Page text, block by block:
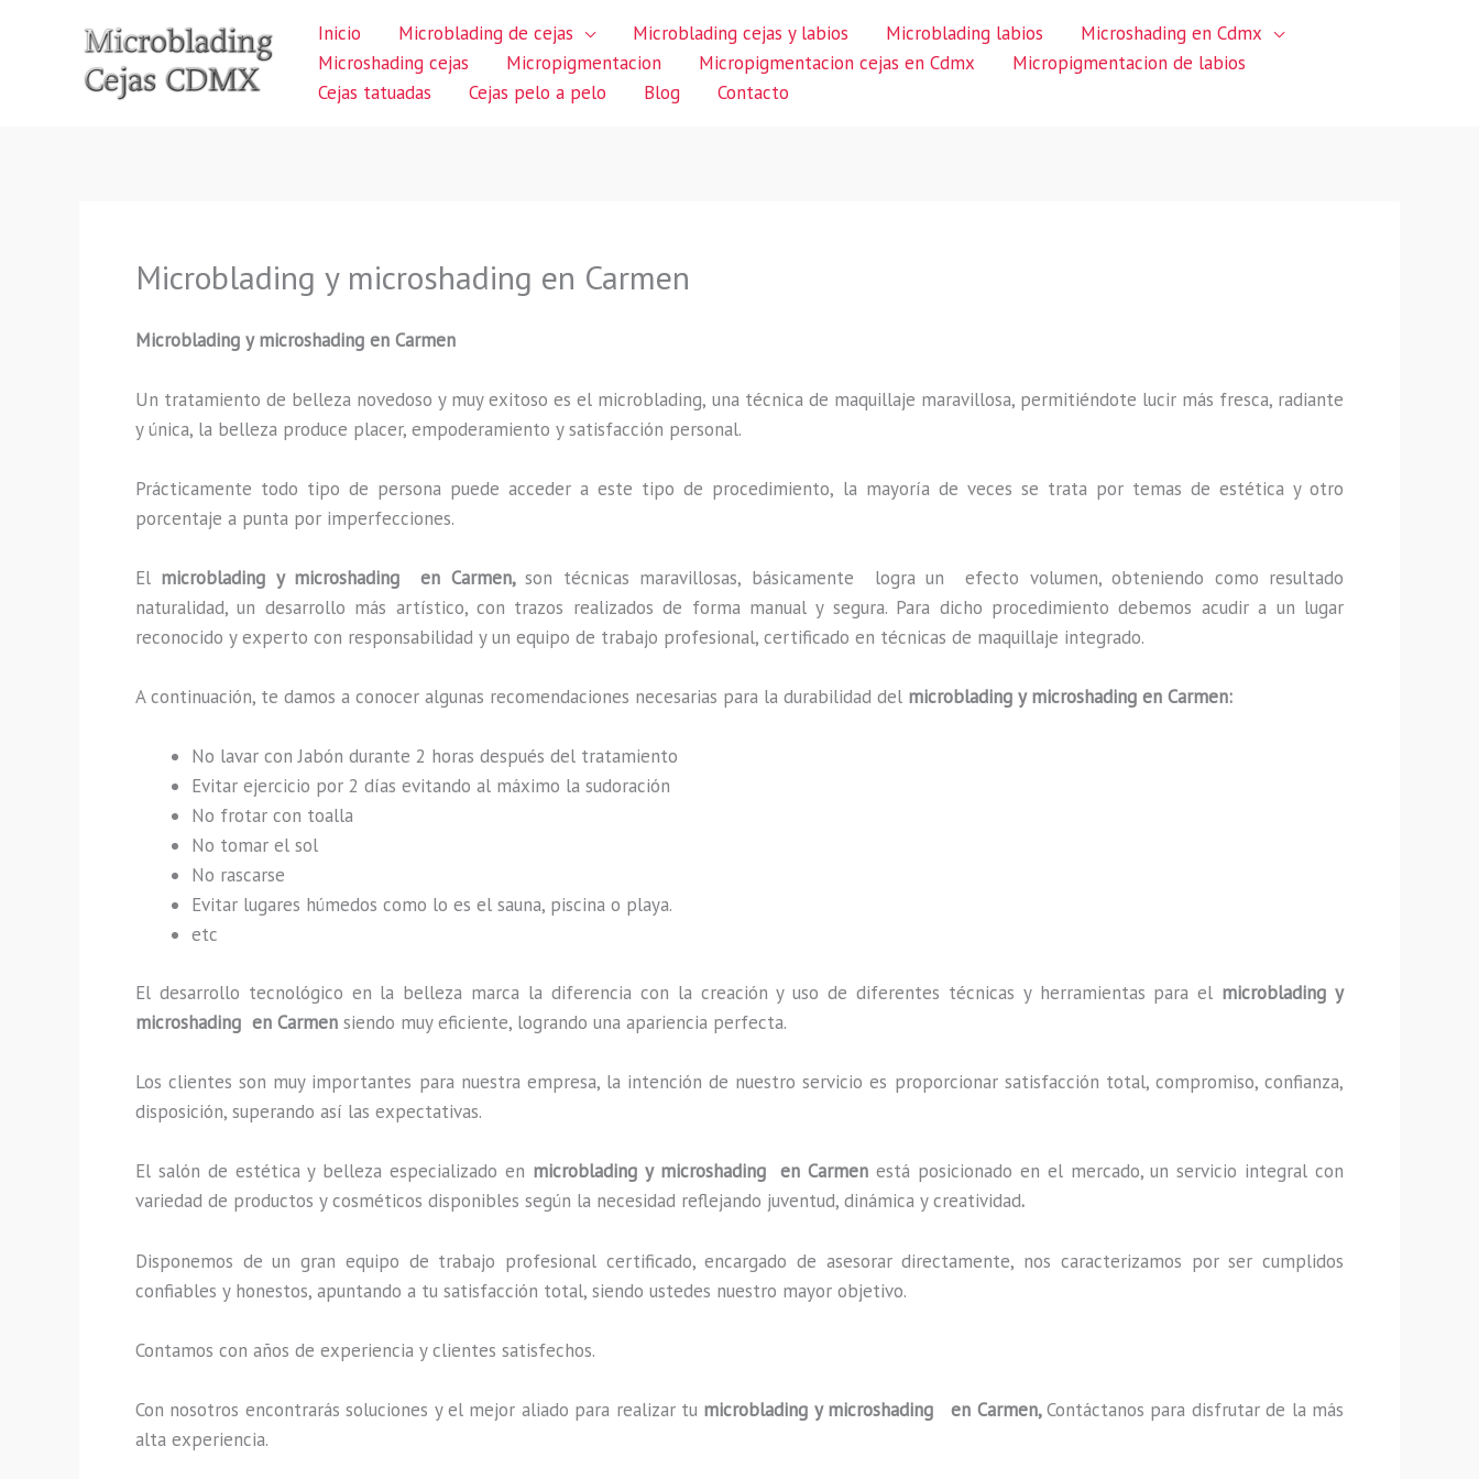
Inicio Microblading de cejas Microblading cejas y labios Microblading labios
Microshading en Cdmx
Microshading cejas
Micropigmentacion Micropigmentacion cejas en Cdmx
Micropigmentacion de labios
Cejas tatuadas
Cejas pelo a pelo Blog Contacto
Microblading y microshading en Carmen
Microblading y microshading en Carmen
Un tratamiento de belleza novedoso y muy exitoso es el microblading, una técnica de maquillaje maravillosa, permitiéndote lucir más fresca, radiante
y única, la belleza produce placer, empoderamiento y satisfacción personal.
Prácticamente todo tipo de persona puede acceder a este tipo de procedimiento, la mayoría de veces se trata por temas de estética y otro
porcentaje a punta por imperfecciones.
El microblading y microshading en Carmen,son técnicas maravillosas, básicamente
logra un efecto volumen, obteniendo como resultado
naturalidad, un desarrollo más artístico, con trazos realizados de forma manual y segura. Para dicho procedimiento debemos acudir a un lugar
reconocido y experto con responsabilidad y un equipo de trabajo profesional, certificado en técnicas de maquillaje integrado.
A continuación, te damos a conocer algunas recomendaciones necesarias para la durabilidad del microblading y microshading en Carmen:
No lavar con Jabón durante 2 horas después del tratamiento
Evitar ejercicio por 2 días evitando al máximo la sudoración
No frotar con toalla
No tomar el sol
No rascarse
Evitar lugares húmedos como lo es el sauna, piscina o playa.
etc
El desarrollo tecnológico en la belleza marca la diferencia con la creación y uso de diferentes técnicas y herramientas para el microblading y
microshading en Carmen siendo muy eficiente, logrando una apariencia perfecta.
Los clientes son muy importantes para nuestra empresa, la intención de nuestro servicio es proporcionar satisfacción total, compromiso, confianza,
disposición, superando así las expectativas.
El salón de estética y belleza especializado en microblading y microshading en Carmen está posicionado en el mercado, un servicio integral con
variedad de productos y cosméticos disponibles según la necesidad reflejando juventud, dinámica y creatividad.
Disponemos de un gran equipo de trabajo profesional certificado, encargado de asesorar directamente, nos caracterizamos por ser cumplidos
confiables y honestos, apuntando a tu satisfacción total, siendo ustedes nuestro mayor objetivo.
Contamos con años de experiencia y clientes satisfechos.
Con nosotros encontrarás soluciones y el mejor aliado para realizar tu microblading y microshading en Carmen,Contáctanos para disfrutar de la más
alta experiencia.